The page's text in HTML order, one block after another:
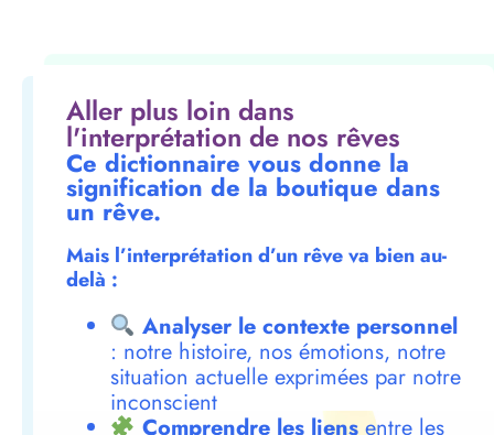
Aller plus loin dans
l'interprétation de nos rêves
Ce dictionnaire vous donne la
signification de la boutique dans
un rêve.
Mais l’interprétation d’un rêve va bien au-
delà :
Analyser le contexte personnel
: notre histoire, nos émotions, notre
situation actuelle exprimées par notre
inconscient
Comprendre les liensentre les